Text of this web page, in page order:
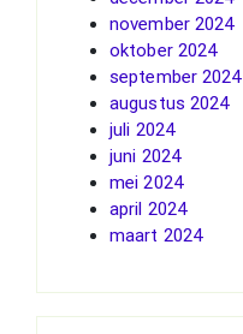
november 2024
oktober 2024
september 2024
augustus 2024
juli 2024
juni 2024
mei 2024
april 2024
maart 2024